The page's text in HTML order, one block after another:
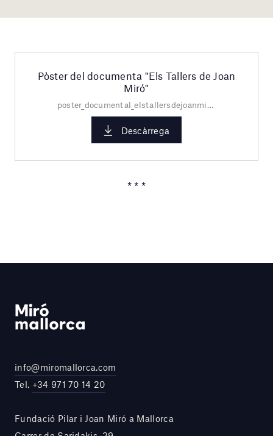
Pòster del documenta "Els Tallers de Joan
Miró"
poster_documental_elstallersdejoanmiro_19dic19.jpg
Descàrrega
* * *
info@miromallorca.com
Tel. +34 971 70 14 20
Fundació Pilar i Joan Miró a Mallorca